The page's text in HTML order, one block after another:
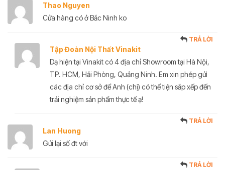
Thao Nguyen
Cửa hàng có ở Bắc Ninh ko
Tập Đoàn Nội Thất Vinakit
TRẢ LỜI
Dạ hiện tại Vinakit có 4 địa chỉ Showroom tại Hà Nội,
TP. HCM, Hải Phòng, Quảng Ninh. Em xin phép gửi
các địa chỉ cơ sở để Anh (chị) có thể tiện sắp xếp đến
trải nghiệm sản phẩm thực tế ạ!
Lan Huong
TRẢ LỜI
Gửi lại số đt với
TRẢ LỜI